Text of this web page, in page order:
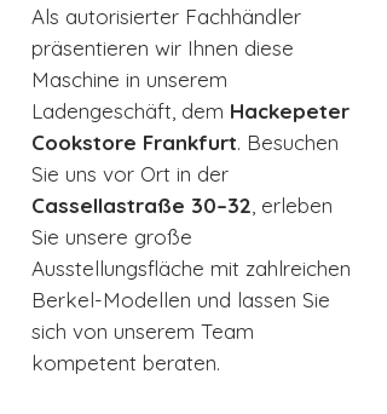
Als autorisierter Fachhändler
präsentieren wir Ihnen diese
Maschine in unserem
Ladengeschäft, dem Hackepeter
Cookstore Frankfurt. Besuchen
Sie uns vor Ort in der
Cassellastraße 30–32, erleben
Sie unsere große
Ausstellungsfläche mit zahlreichen
Berkel-Modellen und lassen Sie
sich von unserem Team
kompetent beraten.